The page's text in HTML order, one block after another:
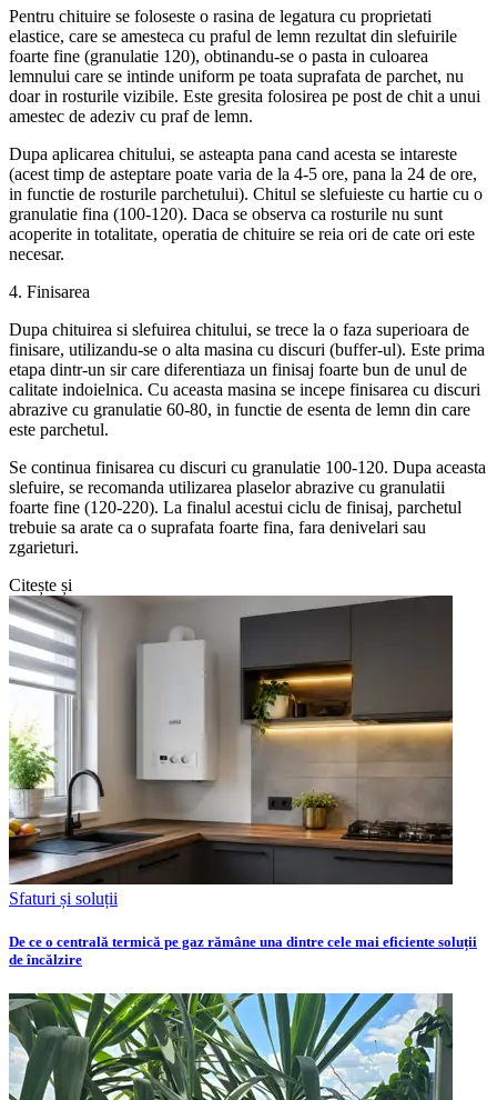
Pentru chituire se foloseste o rasina de legatura cu proprietati
elastice, care se amesteca cu praful de lemn rezultat din slefuirile
foarte fine (granulatie 120), obtinandu-se o pasta in culoarea
lemnului care se intinde uniform pe toata suprafata de parchet, nu
doar in rosturile vizibile. Este gresita folosirea pe post de chit a unui
amestec de adeziv cu praf de lemn.
Dupa aplicarea chitului, se asteapta pana cand acesta se intareste
(acest timp de asteptare poate varia de la 4-5 ore, pana la 24 de ore,
in functie de rosturile parchetului). Chitul se slefuieste cu hartie cu o
granulatie fina (100-120). Daca se observa ca rosturile nu sunt
acoperite in totalitate, operatia de chituire se reia ori de cate ori este
necesar.
4. Finisarea
Dupa chituirea si slefuirea chitului, se trece la o faza superioara de
finisare, utilizandu-se o alta masina cu discuri (buffer-ul). Este prima
etapa dintr-un sir care diferentiaza un finisaj foarte bun de unul de
calitate indoielnica. Cu aceasta masina se incepe finisarea cu discuri
abrazive cu granulatie 60-80, in functie de esenta de lemn din care
este parchetul.
Se continua finisarea cu discuri cu granulatie 100-120. Dupa aceasta
slefuire, se recomanda utilizarea plaselor abrazive cu granulatii
foarte fine (120-220). La finalul acestui ciclu de finisaj, parchetul
trebuie sa arate ca o suprafata foarte fina, fara denivelari sau
zgarieturi.
Citește și
Sfaturi și soluții
De ce o centrală termică pe gaz rămâne una dintre cele mai eficiente soluții
de încălzire